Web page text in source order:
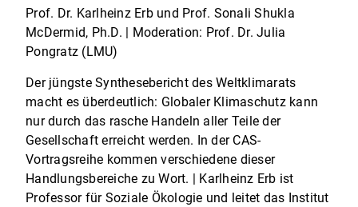
Prof. Dr. Karlheinz Erb und Prof. Sonali Shukla
McDermid, Ph.D. | Moderation: Prof. Dr. Julia
Pongratz (LMU)
Der jüngste Synthesebericht des Weltklimarats
macht es überdeutlich: Globaler Klimaschutz kann
nur durch das rasche Handeln aller Teile der
Gesellschaft erreicht werden. In der CAS-
Vortragsreihe kommen verschiedene dieser
Handlungsbereiche zu Wort. | Karlheinz Erb ist
Professor für Soziale Ökologie und leitet das Institut